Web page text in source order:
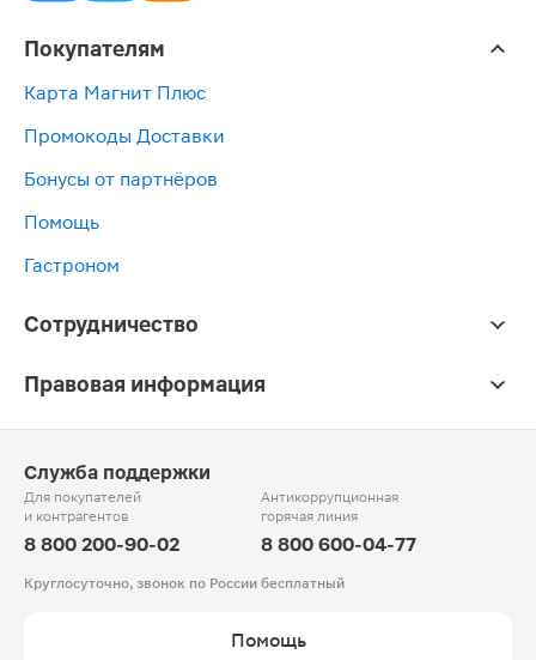
Покупателям
Карта Магнит Плюс
Промокоды Доставки
Бонусы от партнёров
Помощь
Гастроном
Сотрудничество
Правовая информация
Служба поддержки
Для покупателей
и контрагентов
8 800 200-90-02
Антикоррупционная
горячая линия
8 800 600-04-77
Круглосуточно, звонок по России бесплатный
Помощь